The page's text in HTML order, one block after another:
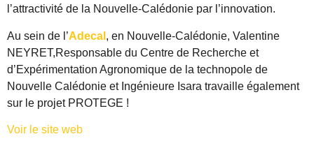
l’attractivité de la Nouvelle-Calédonie par l’innovation.
Au sein de l’Adecal , en Nouvelle-Calédonie, Valentine
NEYRET,Responsable du Centre de Recherche et
d’Expérimentation Agronomique de la technopole de
Nouvelle Calédonie et Ingénieure Isara travaille également
sur le projet PROTEGE !
Voir le site web